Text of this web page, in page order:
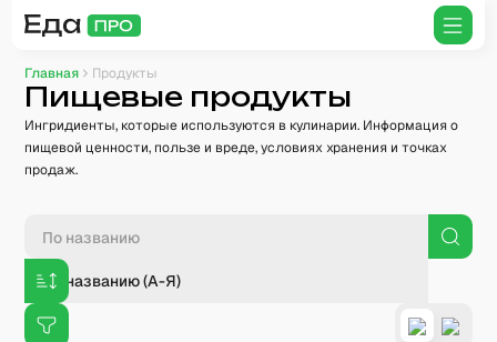
Главная Продукты
Пищевые продукты
Ингридиенты, которые используются в кулинарии. Информация о
пищевой ценности, пользе и вреде, условиях хранения и точках
продаж.
По названию (А-Я)